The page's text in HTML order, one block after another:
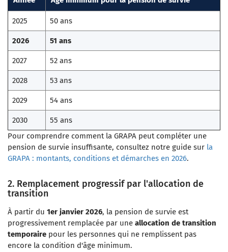
2025 50 ans
2026 51 ans
2027 52 ans
2028 53 ans
2029 54 ans
2030
55 ans
Pour comprendre comment la GRAPA peut compléter une
pension de survie insuffisante, consultez notre guide sur la
GRAPA : montants, conditions et démarches en 2026.
2. Remplacement progressif par l'allocation de
transition
À partir du 1er janvier 2026, la pension de survie est
progressivement remplacée par une allocation de transition
temporaire pour les personnes qui ne remplissent pas
encore la condition d'âge minimum.